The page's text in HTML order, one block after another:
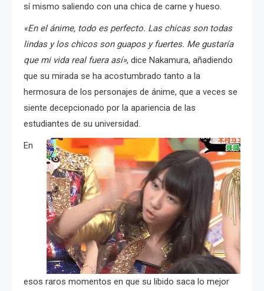
sí mismo saliendo con una chica de carne y hueso.
«En el ánime, todo es perfecto. Las chicas son todas
lindas y los chicos son guapos y fuertes. Me gustaría
que mi vida real fuera así», dice Nakamura, añadiendo
que su mirada se ha acostumbrado tanto a la
hermosura de los personajes de ánime, que a veces se
siente decepcionado por la apariencia de las
estudiantes de su universidad.
En
esos raros momentos en que su libido saca lo mejor